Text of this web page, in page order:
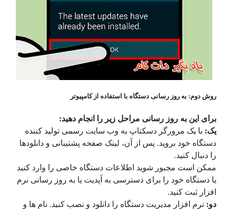
روش دوم: به روز رسانی دستگاه با استفاده از کامپیوتر
برای این به روز رسانی مراحل زیر را انجام دهید:
یک:با یک مرورگر دسکتاپ به وب سایت رسمی تولید کننده
دستگاه خود بروید. پس از آن، لینک صفحه پشتیبانی و دانلودها
را دنبال کنید.
ممکن است مجبور شوید اطلاعات دستگاه خاصی را وارد کنید
یا دستگاه خود را برای دسترسی به آپدیت یا به روز رسانی نرم
افزار ثبت کنید.
دو:نرم افزار مدیریت دستگاه را دانلود و نصب کنید. نام ها و